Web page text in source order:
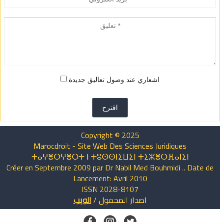
اشعاري عند وصول تعاليق جديدة
اقترح
Copyright © 2025
Marocdroit - Site Web Des Sciences Juridiques
ⵜⴰⵖⴻⵔⵖⴻⵔⵜ ⵏ ⵜⵓⵙⵙⵏⵉⵡⵉⵏ ⵜⵉⵣⴻⵔⴼⴰⵏⵉⵏ
Créer en Septembre 2009 par Dr Nabil Med Bouhmidi .. Date de
Lancement: Avril 2010
ISSN 2028-8107
اصدارالمحمول/الويب